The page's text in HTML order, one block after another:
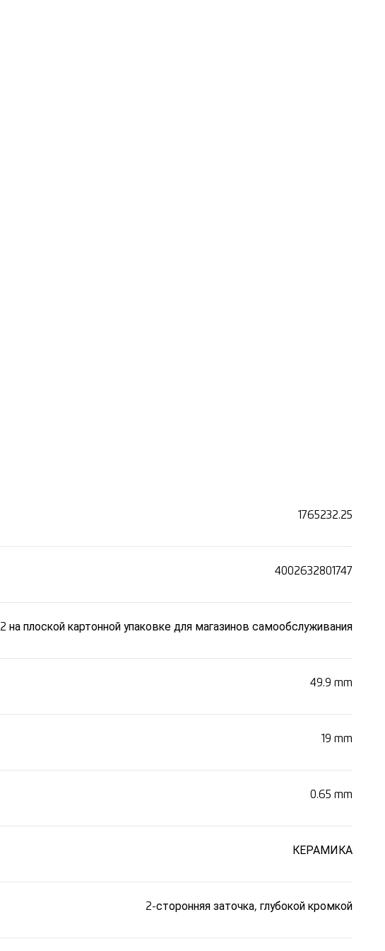
1765232.25
4002632801747
2 на плоской картонной упаковке для магазинов самообслуживания
49.9 mm
19 mm
0.65 mm
КЕРАМИКА
2-сторонняя заточка, глубокой кромкой